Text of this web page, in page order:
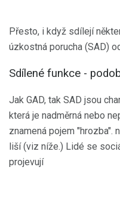
Přesto, i když sdílejí
úzkostná porucha (SAD)
Sdílené funkce -
Jak GAD, tak SAD jsou
která je nadměrná nebo
znamená pojem "hrozba".
liší (viz níže.) Lidé se
projevují